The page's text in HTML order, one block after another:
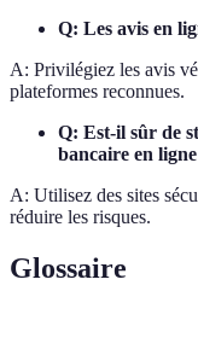
Q: Les avis en
A: Privilégiez les avis
plateformes reconnues.
Q: Est-il sûr de
bancaire en
A: Utilisez des sites
réduire les risques.
Glossaire